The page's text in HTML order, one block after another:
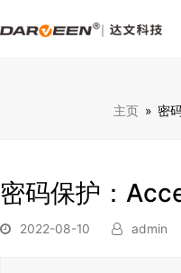
主页 » 密
密码保护：
2022-08-10 admin